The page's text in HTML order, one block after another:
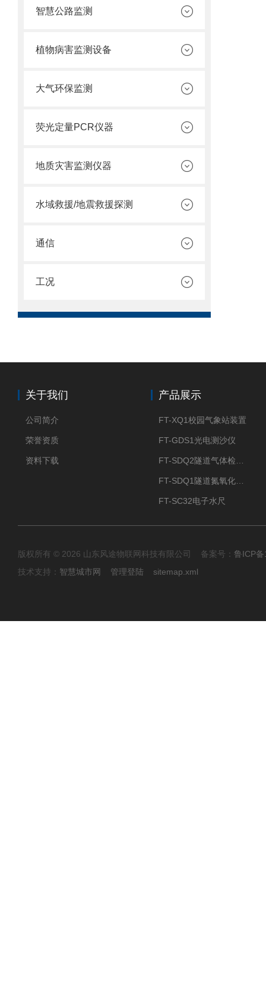
智慧公路监测
植物病害监测设备
大气环保监测
荧光定量PCR仪器
地质灾害监测仪器
水域救援/地震救援探测
通信
工况
关于我们
公司简介
荣誉资质
资料下载
产品展示
FT-XQ1校园气象站装置
FT-GDS1光电测沙仪
FT-SC32电子水尺
版权所有 © 2026 山东风途物联网科技有限公司 备案号： 鲁ICP
技术支持： 智慧城市网 管理登陆 sitemap.xml